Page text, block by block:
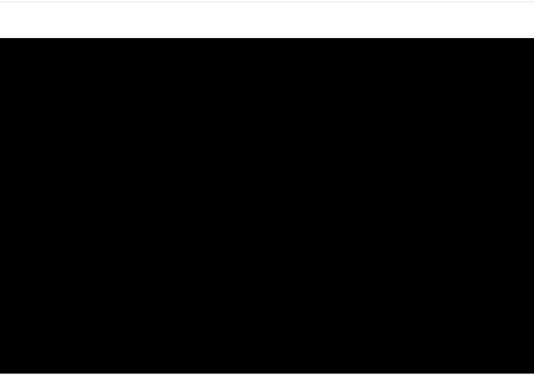
每筆NT$60，滿NT$299(含以上)免運費